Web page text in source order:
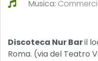
Musica:
Discoteca Nur Baril
Roma. (via del Teatro